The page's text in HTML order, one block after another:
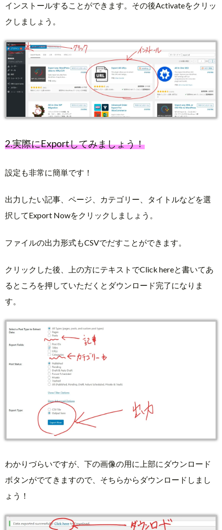
インストールすることができます。その後Activateをクリッ
クしましょう。
2.実際にExportしてみましょう！
設定も非常に簡単です！
出力したい記事、ページ、カテゴリー、タイトルなどを選
択してExport Nowをクリックしましょう。
ファイルの出力形式もCSVでだすことができます。
クリックした後、上の方にテキストでClick hereと書いてあ
るところを押していただくとダウンロード完了になりま
す。
わかりづらいですが、下の画像の用に上部にダウンロード
ボタンがでてきますので、そちらからダウンロードしまし
ょう！